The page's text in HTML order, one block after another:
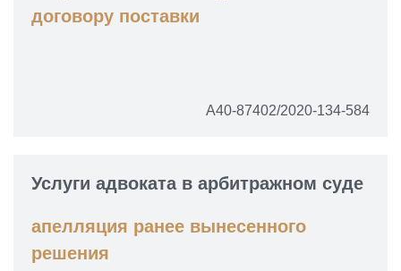
договору поставки
А40-87402/2020-134-584
Услуги адвоката в арбитражном суде
апелляция ранее вынесенного
решения